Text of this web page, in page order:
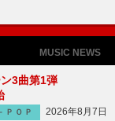
MUSIC NEWS
3曲第1弾
ＰＯＰ 2026年8月7日